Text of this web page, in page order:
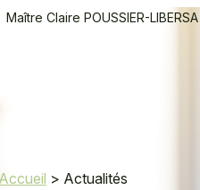
Maître Claire POUSSIER-LIBERSA
Accueil > Actualités